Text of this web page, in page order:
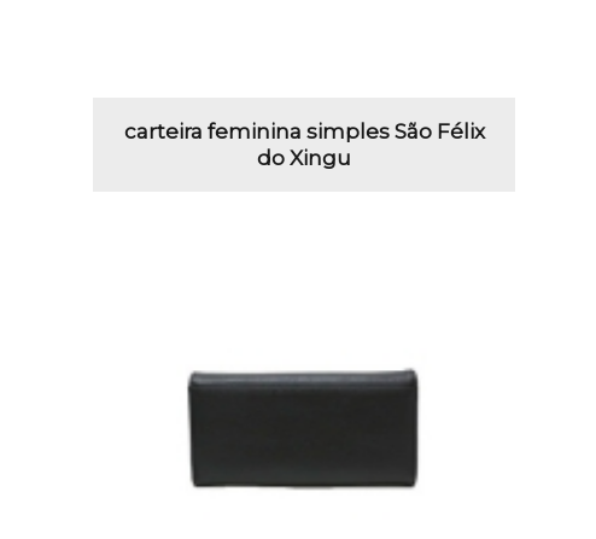
carteira feminina simples São Félix
do Xingu